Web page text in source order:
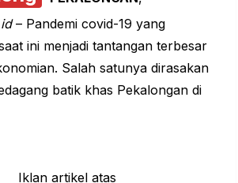
– Pandemi covid-19 yang
ini menjadi tantangan terbesar
Salah satunya dirasakan
batik khas Pekalongan di